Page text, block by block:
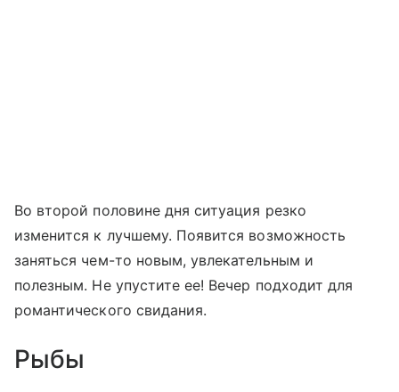
Во второй половине дня ситуация резко
изменится к лучшему. Появится возможность
заняться чем-то новым, увлекательным и
полезным. Не упустите ее! Вечер подходит для
романтического свидания.
Рыбы